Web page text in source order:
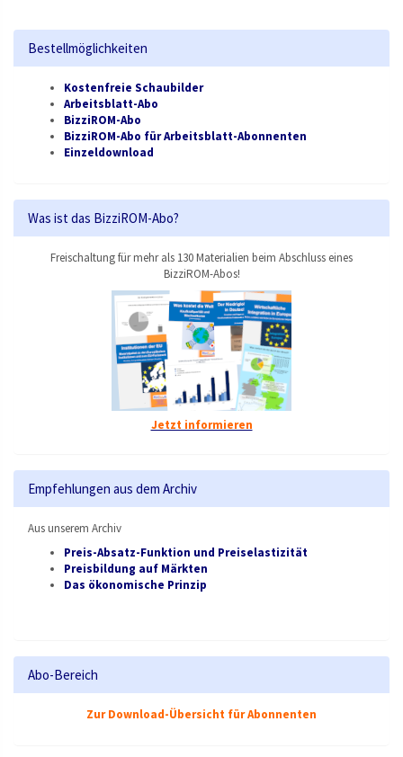
Bestellmöglichkeiten
Kostenfreie Schaubilder
Arbeitsblatt-Abo
BizziROM-Abo
BizziROM-Abo für Arbeitsblatt-Abonnenten
Einzeldownload
Was ist das BizziROM-Abo?
Freischaltung für mehr als 130 Materialien beim Abschluss eines
BizziROM-Abos!
Jetzt informieren
Empfehlungen aus dem Archiv
Aus unserem Archiv
Preis-Absatz-Funktion und Preiselastizität
Preisbildung auf Märkten
Das ökonomische Prinzip
Abo-Bereich
Zur Download-Übersicht für Abonnenten